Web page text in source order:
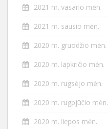
2021 m. vasario mėn.
2021 m. sausio mėn.
2020 m. gruodžio mėn.
2020 m. lapkričio mėn.
2020 m. rugsėjo mėn.
2020 m. rugpjūčio mėn.
2020 m. liepos mėn.